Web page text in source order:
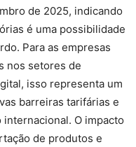
de 2025, indicando
é uma possibilidade
Para as empresas
nos setores de
isso representa um
barreiras tarifárias e
O impacto
de produtos e